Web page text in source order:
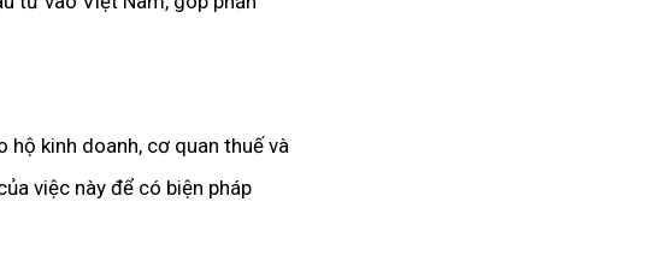
kinh doanh, cơ quan thuế và
việc này để có biện pháp